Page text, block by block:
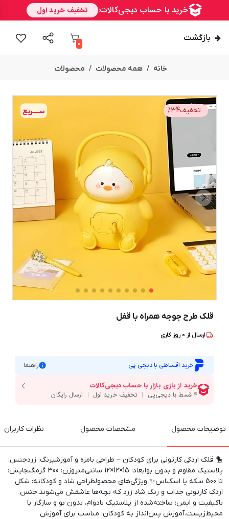
بازگشت
0
خانه همه محصولات محصولات
ســــریع تخفیف %34
قلک طرح جوجه همراه با قفل
ارسال از 0روز کاری
خرید اقساطی با دیجی پی راهنما
توضیحات محصول مشخصات محصول نظرات کاربران
🐤 قلک اردکی کارتونی برای کودکان – طراحی بامزه و آموزشیرنگ: زردجنس:
پلاستیک مقاوم و بدون بوابعاد: 15×12×12 سانتی‌متروزن: 300 گرمگنجایش:
تا 500 سکه یا اسکناس✨ ویژگی‌های محصولطراحی شاد و کودکانه: شکل
اردک کارتونی جذاب و رنگ شاد زرد که بچه‌ها عاشقش می‌شوند.جنس
باکیفیت و ایمن: ساخته‌شده از پلاستیک بادوام، بدون بو و سازگار با
محیط‌زیست.آموزش پس‌انداز به کودکان: مناسب برای آموزش